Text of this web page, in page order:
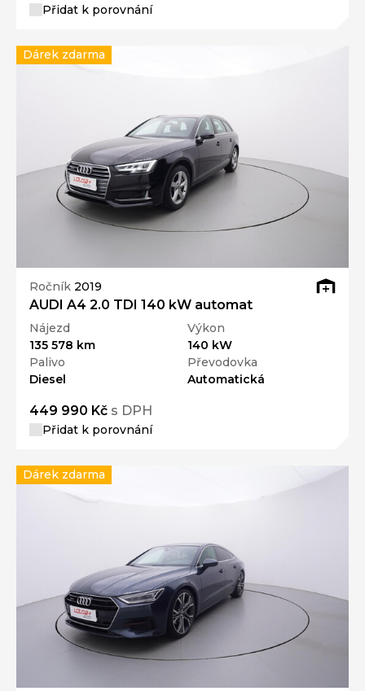
Přidat k porovnání
Ročník 2019
AUDI A4 2.0 TDI 140 kW automat
Nájezd
135 578 km
Výkon
140 kW
Palivo
Diesel
Převodovka
Automatická
449 990 Kč s DPH
Přidat k porovnání
Dárek zdarma
Dárek zdarma